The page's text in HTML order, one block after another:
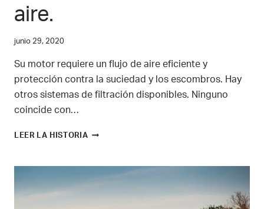
aire.
junio 29, 2020
Su motor requiere un flujo de aire eficiente y
protección contra la suciedad y los escombros. Hay
otros sistemas de filtración disponibles. Ninguno
coincide con…
LEER LA HISTORIA VER
AT